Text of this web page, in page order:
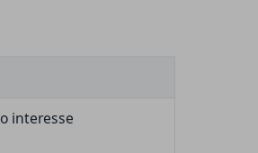
interesse